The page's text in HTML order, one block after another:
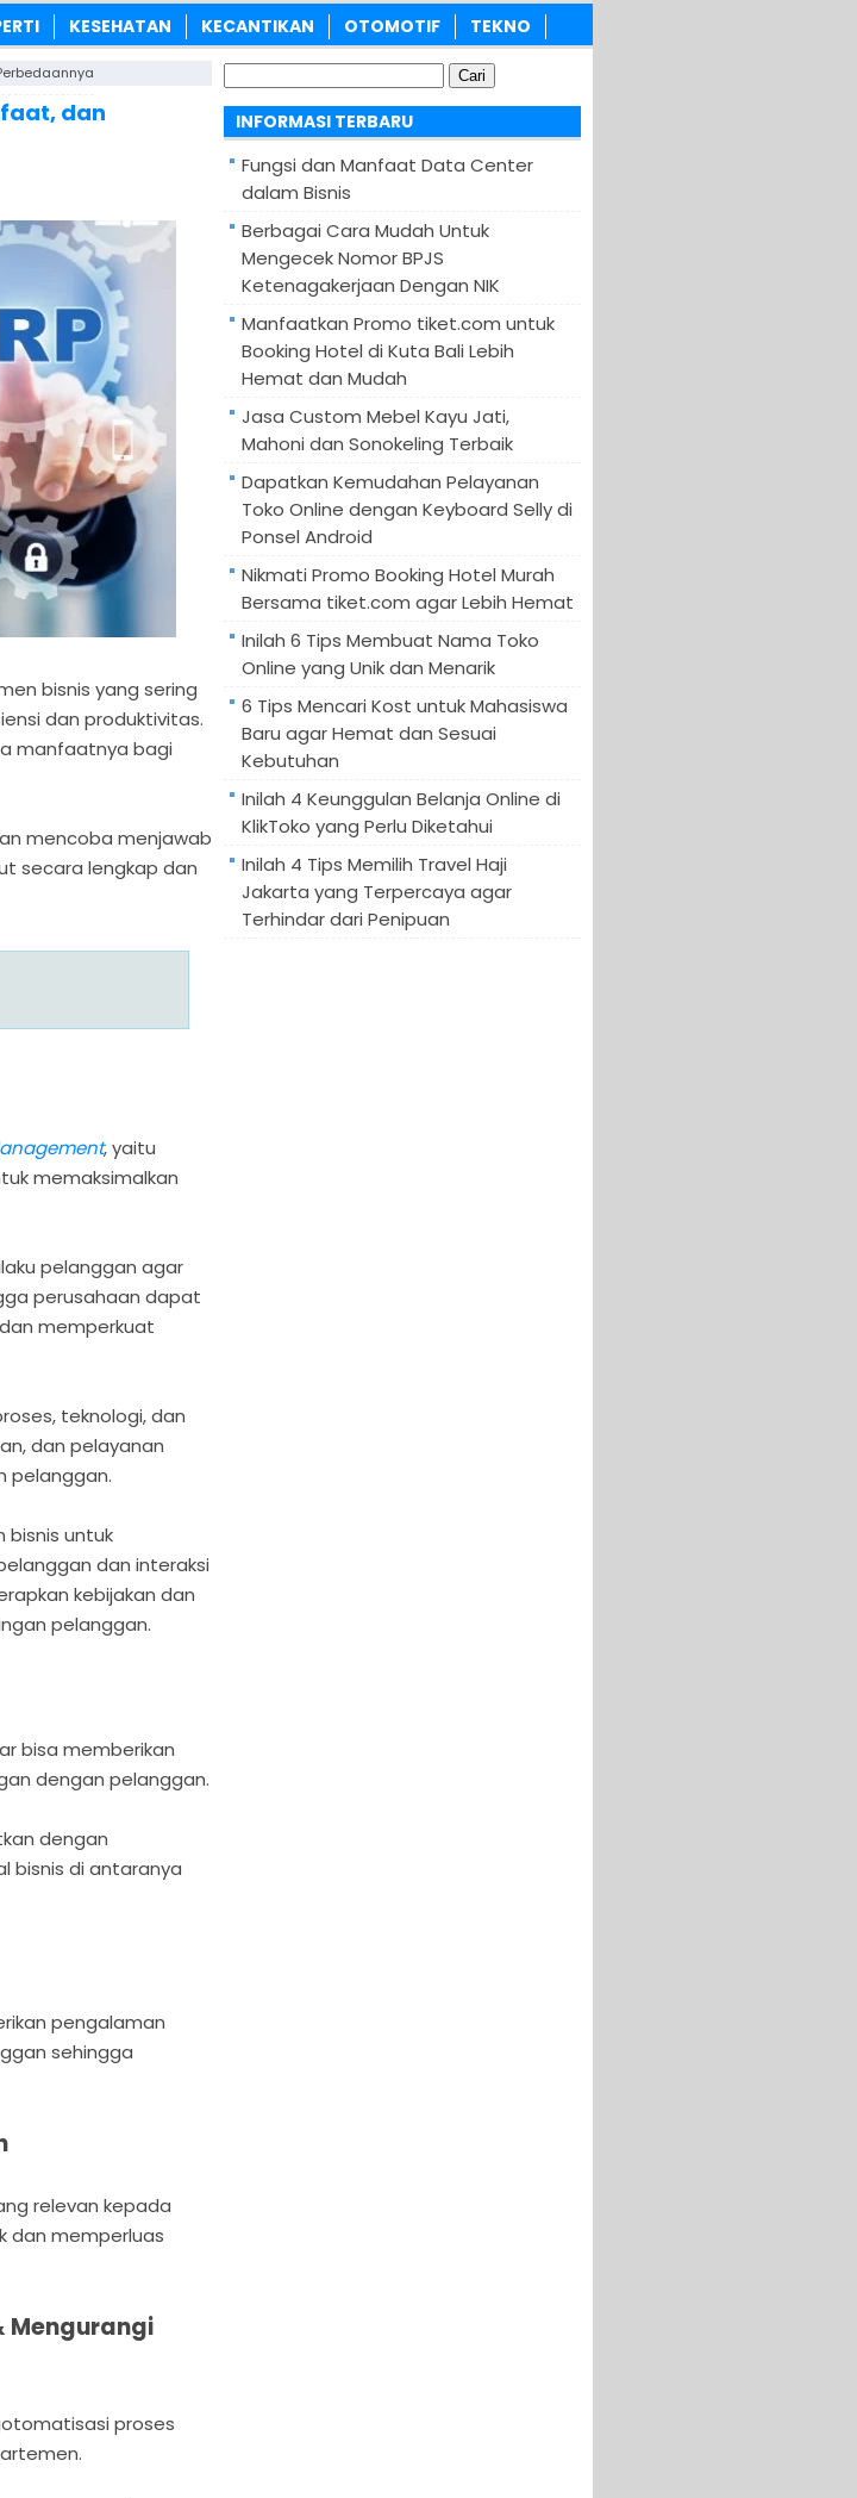
KESEHATAN KECANTIKAN OTOMOTIF TEKNO
dan
bisnis yang sering
dan produktivitas.
manfaatnya bagi
mencoba menjawab
secara lengkap dan
, yaitu
memaksimalkan
pelanggan agar
perusahaan dapat
memperkuat
teknologi, dan
dan pelayanan
pelanggan.
bisnis untuk
dan interaksi
kebijakan dan
pelanggan.
bisa memberikan
dengan pelanggan.
dengan
bisnis di antaranya
pengalaman
sehingga
relevan kepada
dan memperluas
Mengurangi
proses
untuk:
INFORMASI TERBARU
Fungsi dan Manfaat Data Center
dalam Bisnis
Berbagai Cara Mudah Untuk
Mengecek Nomor BPJS
Ketenagakerjaan Dengan NIK
Manfaatkan Promo tiket.com untuk
Booking Hotel di Kuta Bali Lebih
Hemat dan Mudah
Jasa Custom Mebel Kayu Jati,
Mahoni dan Sonokeling Terbaik
Dapatkan Kemudahan Pelayanan
Toko Online dengan Keyboard Selly di
Ponsel Android
Nikmati Promo Booking Hotel Murah
Bersama tiket.com agar Lebih Hemat
Inilah 6 Tips Membuat Nama Toko
Online yang Unik dan Menarik
6 Tips Mencari Kost untuk Mahasiswa
Baru agar Hemat dan Sesuai
Kebutuhan
Inilah 4 Keunggulan Belanja Online di
KlikToko yang Perlu Diketahui
Inilah 4 Tips Memilih Travel Haji
Jakarta yang Terpercaya agar
Terhindar dari Penipuan